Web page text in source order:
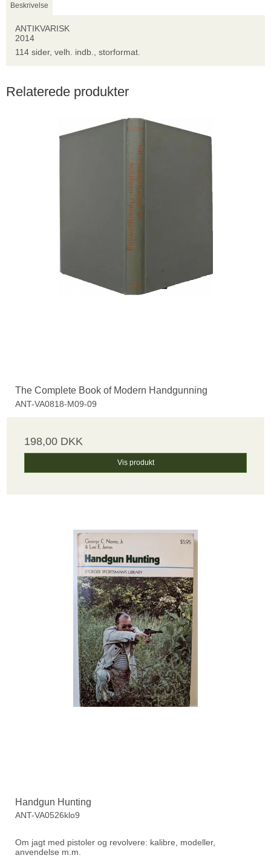
Beskrivelse
ANTIKVARISK
2014
114 sider, velh. indb., storformat.
Relaterede produkter
The Complete Book of Modern Handgunning
ANT-VA0818-M09-09
198,00 DKK
Vis produkt
Handgun Hunting
ANT-VA0526klo9
Om jagt med pistoler og revolvere: kalibre, modeller,
anvendelse m.m.